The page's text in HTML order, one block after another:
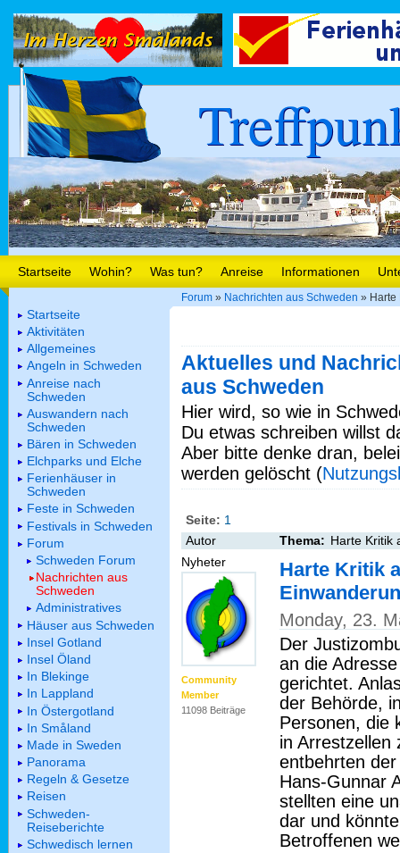
Startseite Wohin? Was tun? Anreise Informationen
Forum » Nachrichten aus Schweden » Harte
Aktuelles und
aus Schweden
Hier wird, so wie in
Du etwas schreiben willst
Aber bitte denke dran,
werden gelöscht (
Seite: 1
Autor
Thema: Harte Kritik
Nyheter
Community
Member
11098 Beiträge
Harte Kritik
Monday, 23.
Der
an die
gerichtet.
der Behörde,
Personen, die
in Arrestzellen
entbehrten
Hans-Gunnar
stellten eine
dar und
Betroffenen
Startseite
Aktivitäten
Allgemeines
Angeln in Schweden
Anreise nach
Schweden
Auswandern nach
Schweden
Bären in Schweden
Elchparks und Elche
Ferienhäuser in
Schweden
Feste in Schweden
Festivals in Schweden
Forum
Schweden Forum
Nachrichten aus
Schweden
Administratives
Häuser aus Schweden
Insel Gotland
Insel Öland
In Blekinge
In Lappland
In Östergotland
In Småland
Made in Sweden
Panorama
Regeln & Gesetze
Reisen
Schweden-
Reiseberichte
Schwedisch lernen